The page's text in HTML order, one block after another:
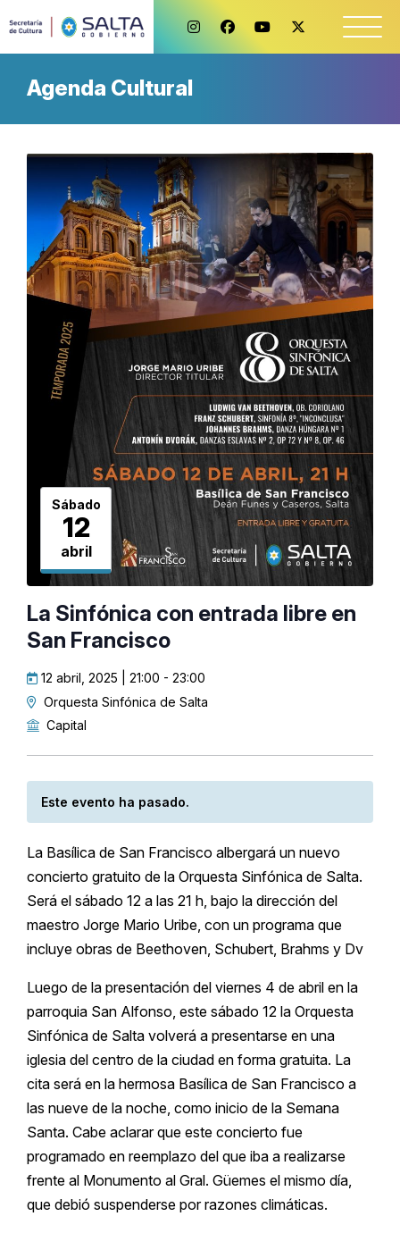
Agenda Cultural
Sábado
12
abril
La Sinfónica con entrada libre en
San Francisco
12 abril, 2025 | 21:00 - 23:00
Orquesta Sinfónica de Salta
Capital
Este evento ha pasado.
La Basílica de San Francisco albergará un nuevo
concierto gratuito de la Orquesta Sinfónica de Salta.
Será el sábado 12 a las 21 h, bajo la dirección del
maestro Jorge Mario Uribe, con un programa que
incluye obras de Beethoven, Schubert, Brahms y Dv
Luego de la presentación del viernes 4 de abril en la
parroquia San Alfonso, este sábado 12 la Orquesta
Sinfónica de Salta volverá a presentarse en una
iglesia del centro de la ciudad en forma gratuita. La
cita será en la hermosa Basílica de San Francisco a
las nueve de la noche, como inicio de la Semana
Santa. Cabe aclarar que este concierto fue
programado en reemplazo del que iba a realizarse
frente al Monumento al Gral. Güemes el mismo día,
que debió suspenderse por razones climáticas.